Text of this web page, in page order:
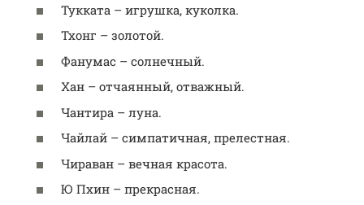
Тукката – игрушка, куколка.
Тхонг – золотой.
Фанумас – солнечный.
Хан – отчаянный, отважный.
Чантира – луна.
Чайлай – симпатичная, прелестная.
Чираван – вечная красота.
Ю Пхин – прекрасная.